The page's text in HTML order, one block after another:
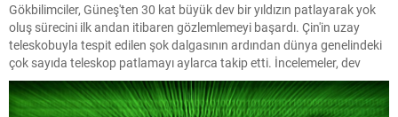
Gökbilimciler, Güneş'ten 30 kat büyük dev bir yıldızın patlayarak yok
oluş sürecini ilk andan itibaren gözlemlemeyi başardı. Çin'in uzay
teleskobuyla tespit edilen şok dalgasının ardından dünya genelindeki
çok sayıda teleskop patlamayı aylarca takip etti. İncelemeler, dev
yıldızların daha önce bilinmeyen yollarla da patlayabildiğini ortaya
koydu.